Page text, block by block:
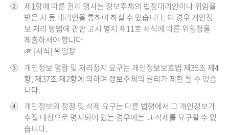
② 제1항에 따른 권리 행사는 정보주체의 법정대리인이나 위임을
받은 자 등 대리인을 통하여 하실 수 있습니다. 이 경우 개인정
보 처리 방법에 관한 고시 별지 제11호 서식에 따른 위임장을
제출하셔야 합니다
☞ [서식] 위임장
③ 개인정보 열람 및 처리정지 요구는 개인정보보호법 제35조 제4
항, 제37조 제2항에 의하여 정보주체의 권리가 제한 될 수 있습
니다.
④ 개인정보의 정정 및 삭제 요구는 다른 법령에서 그 개인정보가
수집 대상으로 명시되어 있는 경우에는 그 삭제를 요구할 수 없
습니다.